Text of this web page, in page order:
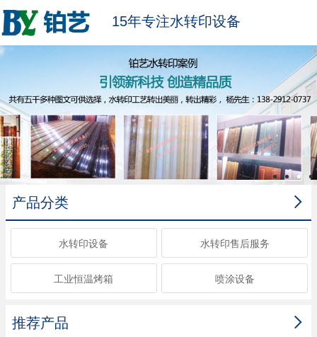
15年专注水转印设备

产品分类
水转印设备 水转印售后服务
工业恒温烤箱 喷涂设备

推荐产品